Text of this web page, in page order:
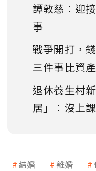
譚敦慈：迎
事
戰爭開打，
三件事比資
退休養生村
居」：沒上
結婚 離婚